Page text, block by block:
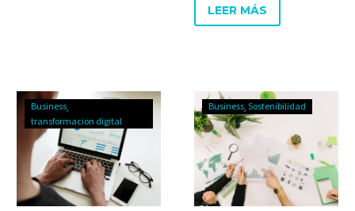
una mayor conciliación y
mayor aprovechamiento.
LEER MÁS
Business
transformacion digital
Business Sostenibilidad